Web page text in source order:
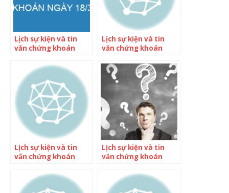
Lịch sự kiện và tin
vắn chứng khoán
Lịch sự kiện và tin
vắn chứng khoán
Lịch sự kiện và tin
vắn chứng khoán
Lịch sự kiện và tin
vắn chứng khoán